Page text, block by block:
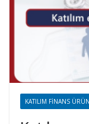
KATILIM FINANS